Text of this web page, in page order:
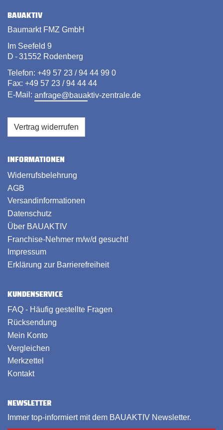
BAUAKTIV
Baumarkt FMZ GmbH
Im Seefeld 9
D - 31552 Rodenberg
Telefon: +49 57 23 / 94 44 99 0
Fax: +49 57 23 / 94 44 44
E-Mail: anfrage@bauaktiv-zentrale.de
Vertrag widerrufen
INFORMATIONEN
Widerrufsbelehrung
AGB
Versandinformationen
Datenschutz
Über BAUAKTIV
Franchise-Nehmer m/w/d gesucht!
Impressum
Erklärung zur Barrierefreiheit
KUNDENSERVICE
FAQ - Häufig gestellte Fragen
Rücksendung
Mein Konto
Vergleichen
Merkzettel
Kontakt
NEWSLETTER
Immer top-informiert mit dem BAUAKTIV Newsletter.